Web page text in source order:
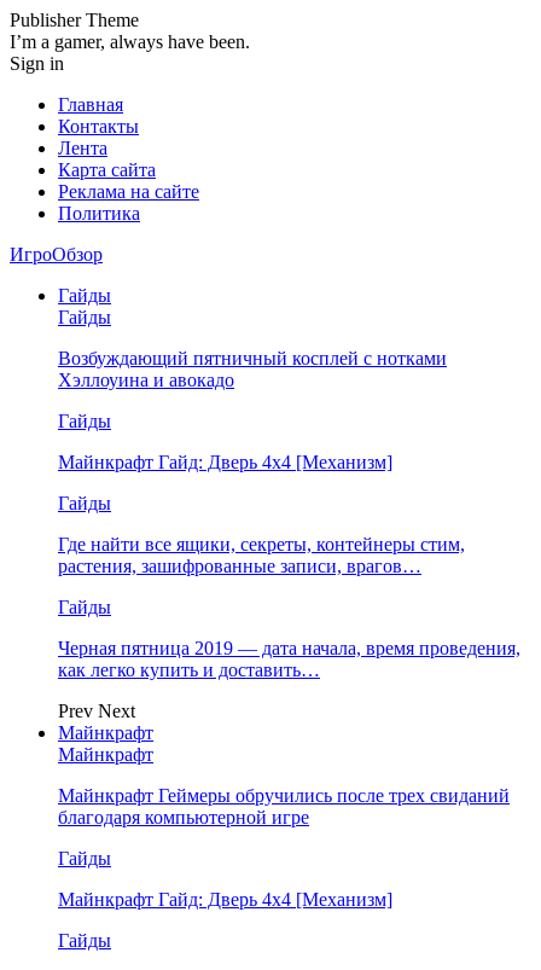
Publisher Theme
I’m a gamer, always have been.
Sign in
Главная
Контакты
Лента
Карта сайта
Реклама на сайте
Политика
ИгроОбзор
Гайды
Гайды
Возбуждающий пятничный косплей с нотками
Хэллоуина и авокадо
Гайды
Майнкрафт Гайд: Дверь 4х4 [Механизм]
Гайды
Где найти все ящики, секреты, контейнеры стим,
растения, зашифрованные записи, врагов…
Гайды
Черная пятница 2019 — дата начала, время проведения,
как легко купить и доставить…
Prev Next
Майнкрафт
Майнкрафт
Майнкрафт Геймеры обручились после трех свиданий
благодаря компьютерной игре
Гайды
Майнкрафт Гайд: Дверь 4х4 [Механизм]
Гайды